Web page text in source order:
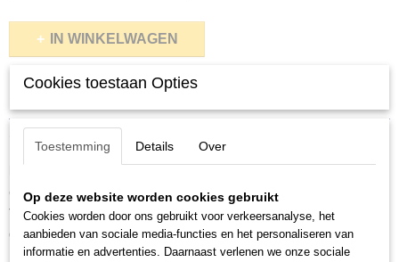
IN WINKELWAGEN
Productcode
7105+150+5068
glad dak.
Thule set dakdragers voor montage in de deursponning. Veilig en
gegarandeerde pasvorm.
Cookies toestaan Opties
Toestemming Details Over
Op deze website worden cookies gebruikt
Cookies worden door ons gebruikt voor verkeersanalyse, het
aanbieden van sociale media-functies en het personaliseren van
informatie en advertenties. Daarnaast verlenen we onze sociale